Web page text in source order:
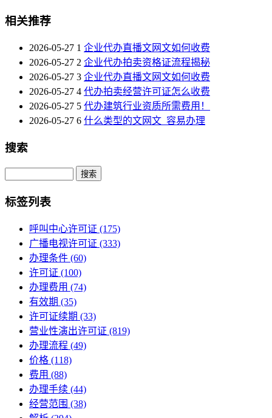
相关推荐
2026-05-27 1 企业代办直播文网文如何收费
2026-05-27 2 企业代办拍卖资格证流程揭秘
2026-05-27 3 企业代办直播文网文如何收费
2026-05-27 4 代办拍卖经营许可证怎么收费
2026-05-27 5 代办建筑行业资质所需费用！
2026-05-27 6 什么类型的文网文_容易办理
搜索
Search
标签列表
呼叫中心许可证 (175)
广播电视许可证 (333)
办理条件 (60)
许可证 (100)
办理费用 (74)
有效期 (35)
许可证续期 (33)
营业性演出许可证 (819)
办理流程 (49)
价格 (118)
费用 (88)
办理手续 (44)
经营范围 (38)